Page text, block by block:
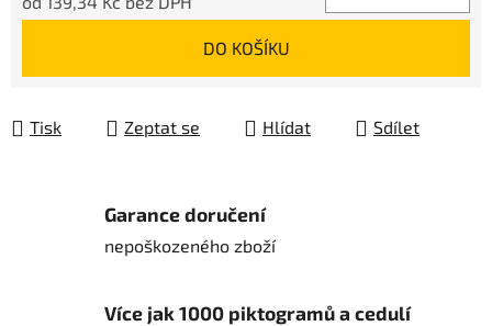
DO KOŠÍKU
Tisk Zeptat se Hlídat Sdílet
Garance doručení
nepoškozeného zboží
Více jak 1000 piktogramů a cedulí